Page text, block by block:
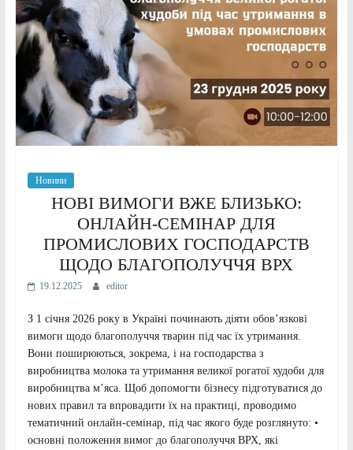
Новини
НОВІ ВИМОГИ ВЖЕ БЛИЗЬКО:
ОНЛАЙН-СЕМІНАР ДЛЯ
ПРОМИСЛОВИХ ГОСПОДАРСТВ
ЩОДО БЛАГОПОЛУЧЧЯ ВРХ
19.12.2025 editor
З 1 січня 2026 року в Україні починають діяти обов’язкові
вимоги щодо благополуччя тварин під час їх утримання.
Вони поширюються, зокрема, і на господарства з
виробництва молока та утримання великої рогатої худоби для
виробництва м’яса. Щоб допомогти бізнесу підготуватися до
нових правил та впровадити їх на практиці, проводимо
тематичний онлайн-семінар, під час якого буде розглянуто: •
основні положення вимог до благополуччя ВРХ, які